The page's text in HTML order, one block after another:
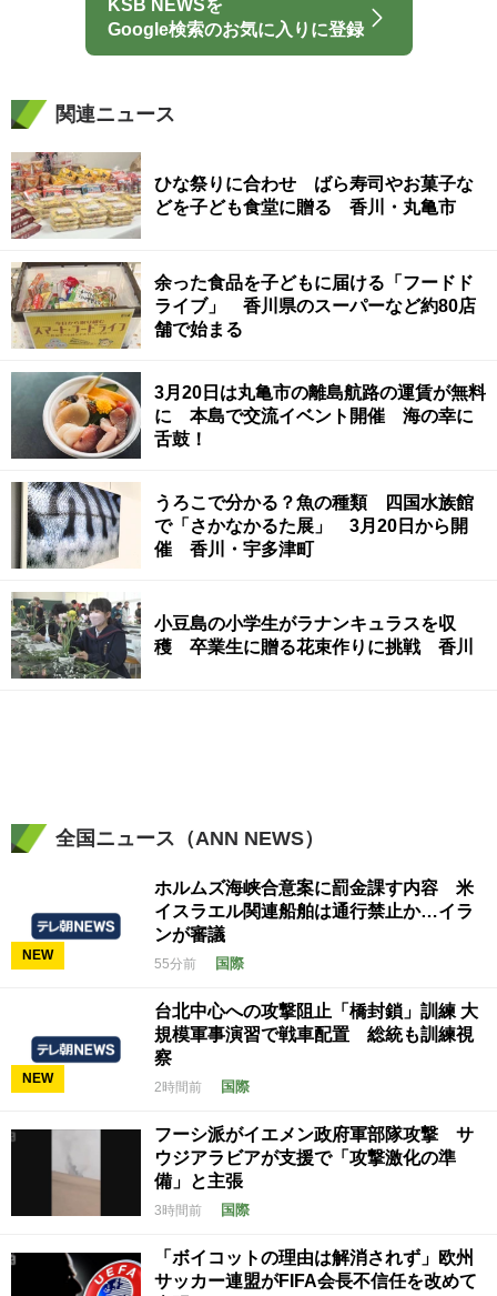
KSB NEWSを
Google検索のお気に入りに登録
関連ニュース
ひな祭りに合わせ ばら寿司やお菓子な
どを子ども食堂に贈る 香川・丸亀市
余った食品を子どもに届ける「フードド
ライブ」 香川県のスーパーなど約80店
舗で始まる
3月20日は丸亀市の離島航路の運賃が無料
に 本島で交流イベント開催 海の幸に
舌鼓！
うろこで分かる？魚の種類 四国水族館
で「さかなかるた展」 3月20日から開
催 香川・宇多津町
小豆島の小学生がラナンキュラスを収
穫 卒業生に贈る花束作りに挑戦 香川
全国ニュース（ANN NEWS）
NEW
ホルムズ海峡合意案に罰金課す内容 米
イスラエル関連船舶は通行禁止か…イラ
ンが審議
55分前 国際
NEW
台北中心への攻撃阻止「橋封鎖」訓練 大
規模軍事演習で戦車配置 総統も訓練視
察
2時間前 国際
フーシ派がイエメン政府軍部隊攻撃 サ
ウジアラビアが支援で「攻撃激化の準
備」と主張
3時間前 国際
「ボイコットの理由は解消されず」欧州
サッカー連盟がFIFA会長不信任を改めて